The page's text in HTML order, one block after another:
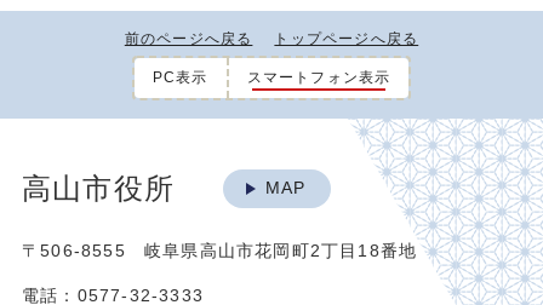
前のページへ戻る トップページへ戻る
PC表示 スマートフォン表示
高山市役所 MAP
〒506-8555 岐阜県高山市花岡町2丁目18番地
電話：0577-32-3333